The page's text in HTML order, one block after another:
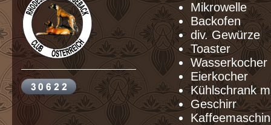
Mikrowelle
Backofen
div.
Toaster
Wasserkocher
Eierkocher
Kühlschrank
Geschirr